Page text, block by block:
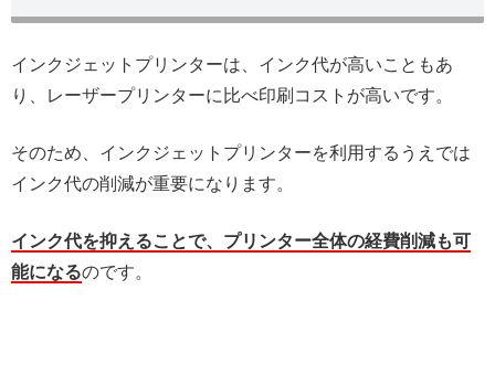
インクジェットプリンターは、インク代が高いこともあ
り、レーザープリンターに比べ印刷コストが高いです。
そのため、インクジェットプリンターを利用するうえでは
インク代の削減が重要になります。
インク代を抑えることで、プリンター全体の経費削減も可
能になるのです。